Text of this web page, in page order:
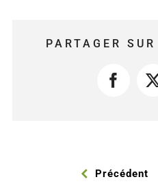
PARTAGER
Précédent